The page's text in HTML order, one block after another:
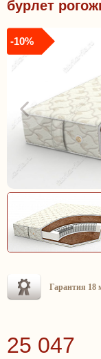
бурлет
-10%
Гарантия 18
25 047